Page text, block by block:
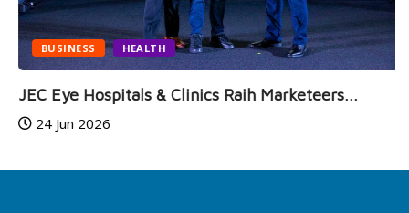
BUSINESS HEALTH
JEC Eye Hospitals & Clinics Raih Marketeers...
24 Jun 2026